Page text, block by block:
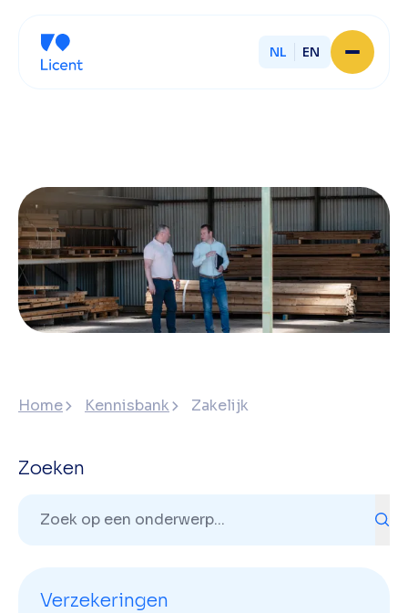
NL EN
Sluit je aan
Onze ondernemers
Werken bij
Onze mensen
Actueel
Contact
Home Kennisbank Zakelijk
Zoeken
Verzekeringen